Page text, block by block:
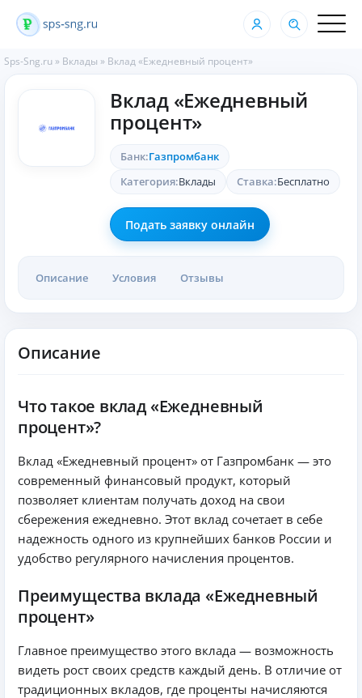
Sps-Sng.ru » Вклады » Вклад «Ежедневный процент»
Вклад «Ежедневный
процент»
Банк:Газпромбанк
Категория:Вклады Ставка:Бесплатно
Подать заявку онлайн
Описание Условия Отзывы
Описание
Что такое вклад «Ежедневный
процент»?
Вклад «Ежедневный процент» от Газпромбанк — это
современный финансовый продукт, который
позволяет клиентам получать доход на свои
сбережения ежедневно. Этот вклад сочетает в себе
надежность одного из крупнейших банков России и
удобство регулярного начисления процентов.
Преимущества вклада «Ежедневный
процент»
Главное преимущество этого вклада — возможность
видеть рост своих средств каждый день. В отличие от
традиционных вкладов, где проценты начисляются